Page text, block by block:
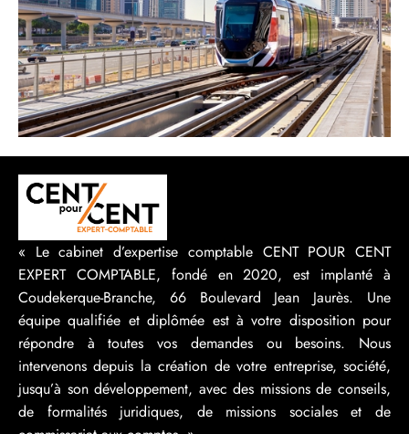
« Le cabinet d’expertise comptable CENT POUR CENT
EXPERT COMPTABLE, fondé en 2020, est implanté à
Coudekerque-Branche, 66 Boulevard Jean Jaurès. Une
équipe qualifiée et diplômée est à votre disposition pour
répondre à toutes vos demandes ou besoins. Nous
intervenons depuis la création de votre entreprise, société,
jusqu’à son développement, avec des missions de conseils,
de formalités juridiques, de missions sociales et de